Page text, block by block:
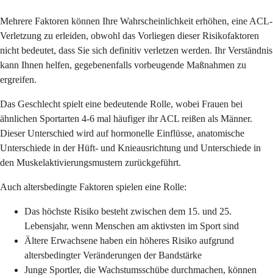
Mehrere Faktoren können Ihre Wahrscheinlichkeit erhöhen, eine ACL-
Verletzung zu erleiden, obwohl das Vorliegen dieser Risikofaktoren
nicht bedeutet, dass Sie sich definitiv verletzen werden. Ihr Verständnis
kann Ihnen helfen, gegebenenfalls vorbeugende Maßnahmen zu
ergreifen.
Das Geschlecht spielt eine bedeutende Rolle, wobei Frauen bei
ähnlichen Sportarten 4-6 mal häufiger ihr ACL reißen als Männer.
Dieser Unterschied wird auf hormonelle Einflüsse, anatomische
Unterschiede in der Hüft- und Knieausrichtung und Unterschiede in
den Muskelaktivierungsmustern zurückgeführt.
Auch altersbedingte Faktoren spielen eine Rolle:
Das höchste Risiko besteht zwischen dem 15. und 25.
Lebensjahr, wenn Menschen am aktivsten im Sport sind
Ältere Erwachsene haben ein höheres Risiko aufgrund
altersbedingter Veränderungen der Bandstärke
Junge Sportler, die Wachstumsschübe durchmachen, können